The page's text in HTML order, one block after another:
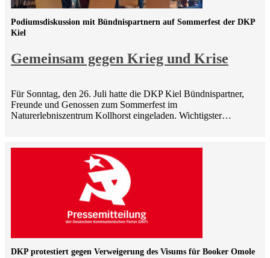
Gemeinsam gegen Krieg und Krise
Podiumsdiskussion mit Bündnispartnern auf Sommerfest der DKP
Kiel
Für Sonntag, den 26. Juli hatte die DKP Kiel Bündnispartner,
Freunde und Genossen zum Sommerfest im
Naturerlebniszentrum Kollhorst eingeladen. Wichtigster…
DKP protestiert gegen Verweigerung des Visums für Booker Omole